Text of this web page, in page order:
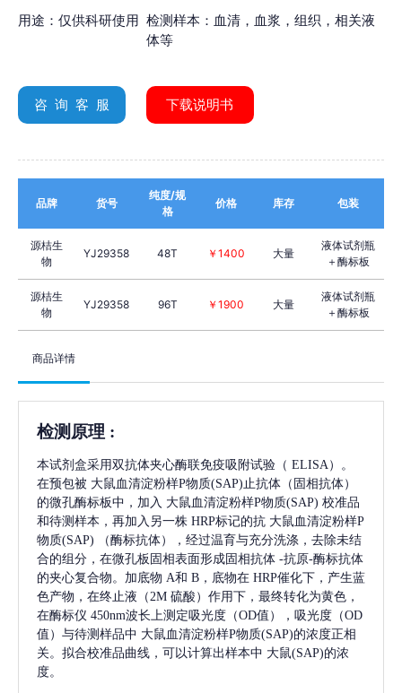
用途：仅供科研使用 检测样本：血清，血浆，组织，相关液
体等
咨 询 客 服 下载说明书
品牌 货号
纯度/规
格
价格 库存 包装
源桔生
物
YJ29358 48T ￥1400 大量
液体试剂瓶
＋酶标板
源桔生
物
YJ29358 96T ￥1900 大量
液体试剂瓶
＋酶标板
商品详情
检测原理 :
本试剂盒采用双抗体夹心酶联免疫吸附试验（ ELISA）。
在预包被 大鼠血清淀粉样P物质(SAP) 止抗体（固相抗体）
的微孔酶标板中，加入 大鼠血清淀粉样P物质(SAP) 校准品
和待测样本，再加入另一株 HRP标记的抗 大鼠血清淀粉样P
物质(SAP)
（酶标抗体），经过温育与充分洗涤，去除未结
合的组分，在微孔板固相表面形成固相抗体 -抗原-酶标抗体
的夹心复合物。加底物 A和 B，底物在 HRP催化下，产生蓝
色产物，在终止液（2M 硫酸）作用下，最终转化为黄色，
在酶标仪 450nm波长上测定吸光度（OD值），吸光度（OD
值）与待测样品中 大鼠血清淀粉样P物质(SAP)的浓度正相
关。拟合校准品曲线，可以计算出样本中 大鼠(SAP)的浓
度。